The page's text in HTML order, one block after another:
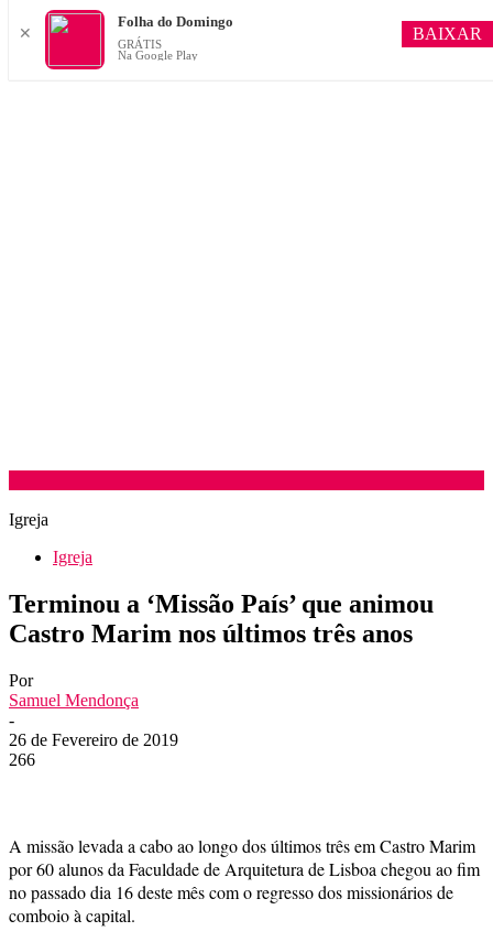
Igreja
Igreja
Terminou a ‘Missão País’ que animou
Castro Marim nos últimos três anos
Por
Samuel Mendonça
-
26 de Fevereiro de 2019
266
A missão levada a cabo ao longo dos últimos três em Castro Marim
por 60 alunos da Faculdade de Arquitetura de Lisboa chegou ao fim
no passado dia 16 deste mês com o regresso dos missionários de
comboio à capital.
✕
Folha do Domingo
GRÁTIS
Na Google Play
BAIXAR